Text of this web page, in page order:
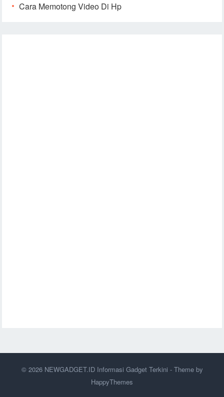
Cara Memotong Video Di Hp
© 2026 NEWGADGET.ID Informasi Gadget Terkini - Theme by
HappyThemes